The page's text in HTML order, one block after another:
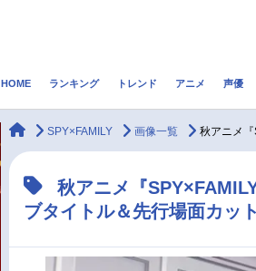
ゲーム・アプリ 音楽
アニメ記事一覧
HOME ランキング トレンド アニメ 声優
animateTimes
SPY×FAMILY 画像一覧 秋アニメ
秋アニメ『
ブタイトル＆先行場面カッ